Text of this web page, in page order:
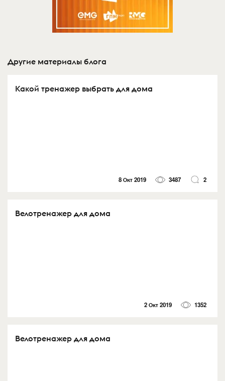
Другие материалы блога
Какой тренажер выбрать для дома
8 Окт 2019 3487 2
Велотренажер для дома
2 Окт 2019 1352
Велотренажер для дома